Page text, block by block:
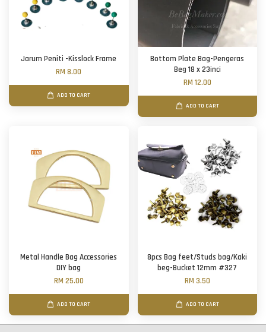
Jarum Peniti -Kisslock Frame
RM 8.00
ADD TO CART
Bottom Plate Bag-Pengeras
Beg 18 x 23inci
RM 12.00
ADD TO CART
Metal Handle Bag Accessories
DIY bag
RM 25.00
ADD TO CART
8pcs Bag feet/Studs bag/Kaki
beg-Bucket 12mm #327
RM 3.50
ADD TO CART